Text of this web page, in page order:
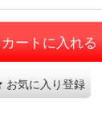
カートに入れる
お気に入り登録